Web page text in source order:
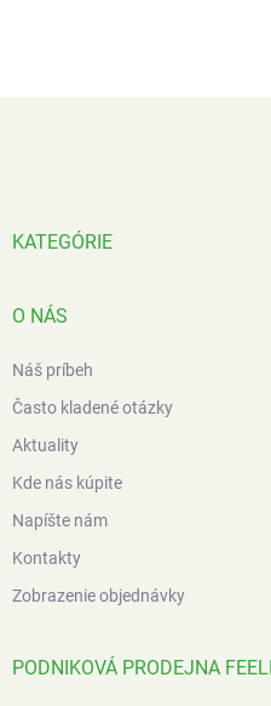
KATEGÓRIE
O NÁS
Náš príbeh
Často kladené otázky
Aktuality
Kde nás kúpite
Napíšte nám
Kontakty
Zobrazenie objednávky
PODNIKOVÁ PRODEJNA